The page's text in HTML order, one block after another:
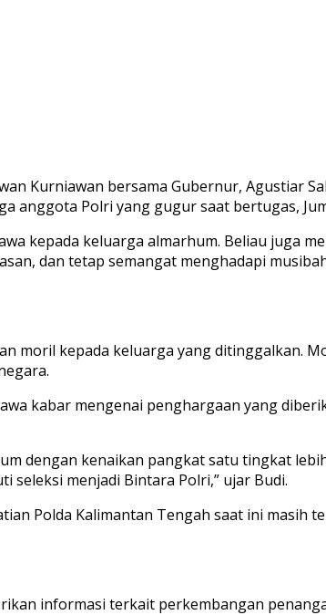
Kurniawan bersama Gubernur, Agustiar
anggota Polri yang gugur saat bertugas,
kepada keluarga almarhum. Beliau juga
dan tetap semangat menghadapi
moril kepada keluarga yang ditinggalkan.
kabar mengenai penghargaan yang
dengan kenaikan pangkat satu tingkat
seleksi menjadi Bintara Polri,” ujar Budi.
Polda Kalimantan Tengah saat ini
informasi terkait perkembangan